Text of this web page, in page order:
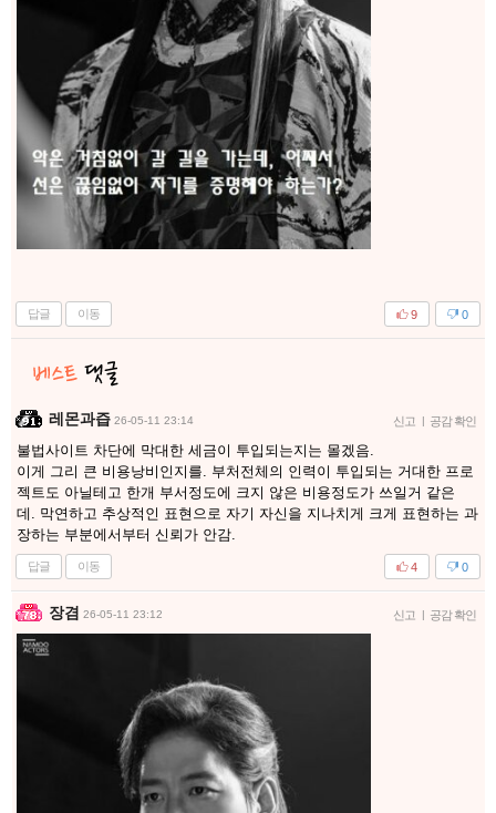
답글 이동 0
9
레몬과즙 26-05-11 23:14 신고 공감 확인
불법사이트 차단에 막대한 세금이 투입되는지는 몰겠음.
이게 그리 큰 비용낭비인지를. 부처전체의 인력이 투입되는 거대한 프로
젝트도 아닐테고 한개 부서정도에 크지 않은 비용정도가 쓰일거 같은
데. 막연하고 추상적인 표현으로 자기 자신을 지나치게 크게 표현하는 과
장하는 부분에서부터 신뢰가 안감.
답글 이동 0
4
장겸 26-05-11 23:12 신고 공감 확인